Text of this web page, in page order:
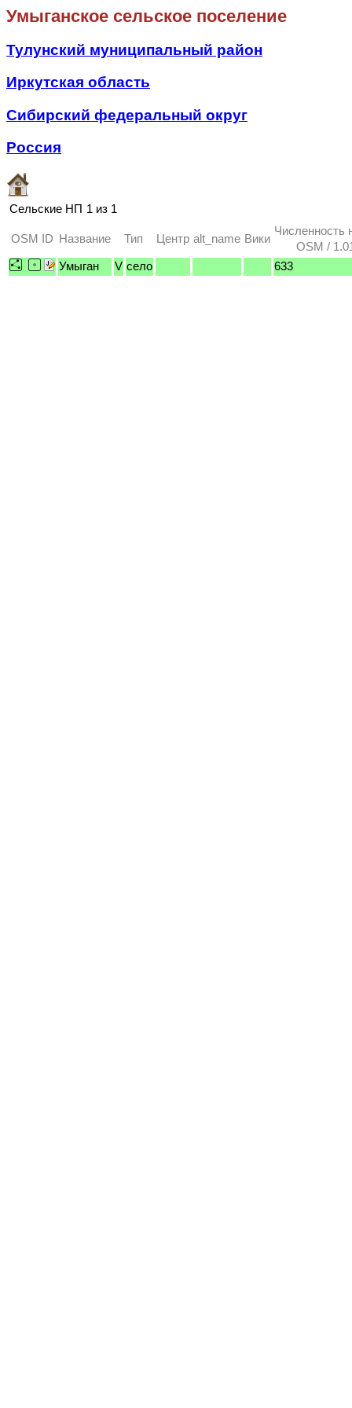
Умыганское сельское поселение
Тулунский муниципальный район
Иркутская область
Сибирский федеральный округ
Россия
Сельские НП 1 из 1
OSM ID Название Тип Центр alt_name Вики
Численность
OSM /
Умыган
V село 633